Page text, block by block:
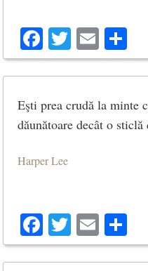
Facebook
Twitter
Email
Eşti prea crudă la minte
dăunătoare decât o
Harper Lee
Facebook
Twitter
Email